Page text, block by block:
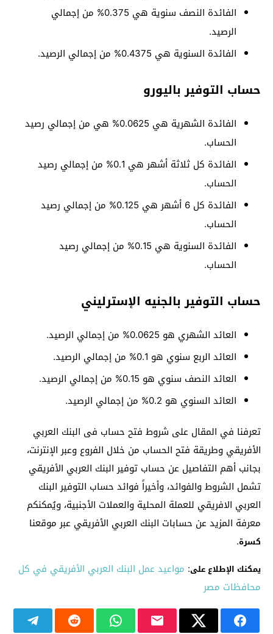
الفائدة النصف سنوية هي 0.375% من إجمالي
الرصيد.
الفائدة السنوية هي 0.4375% من إجمالي الرصيد.
حساب التوفير باليورو
الفائدة الشهرية هي 0.0625% هي من إجمالي رصيد
الحساب.
الفائدة كل ثلاثة أشهر هي 0.1% من إجمالي رصيد
الحساب.
الفائدة كل 6 أشهر هي 0.125% من إجمالي رصيد
الحساب.
الفائدة السنوية هي 0.15% من إجمالي رصيد
الحساب.
حساب التوفير بالجنيه الإسترليني
العائد الشهري هو 0.0625% من إجمالي الرصيد.
العائد الربع سنوي هو 0.1% من إجمالي الرصيد.
العائد النصف سنوي هو 0.15% من إجمالي الرصيد.
العائد السنوي هو 0.2% من إجمالي الرصيد.
تعرفنا في المقال على شروط فتح حساب فى البنك العربي
الأفريقي وطريقة فتح الحساب من خلال الفروع وعبر الإنترنت،
بجانب أهم التفاصيل عن حساب توفير البنك العربي الأفريقي
تشمل الشروط والفوائد، وأخيراً فوائد حساب التوفير البنك
العربي الافريقي للعملة المحلية والعملات الأجنبية، ويُمكنكم
معرفة المزيد عن حسابات البنك العربي الأفريقي عبر موقعنا
كسرة.
يمكنك الإطلاع على: مواعيد عمل البنك العربي الأفريقي في كل
محافظات مصر